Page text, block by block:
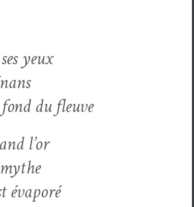
yeux
du fleuve
l’or
éva­poré